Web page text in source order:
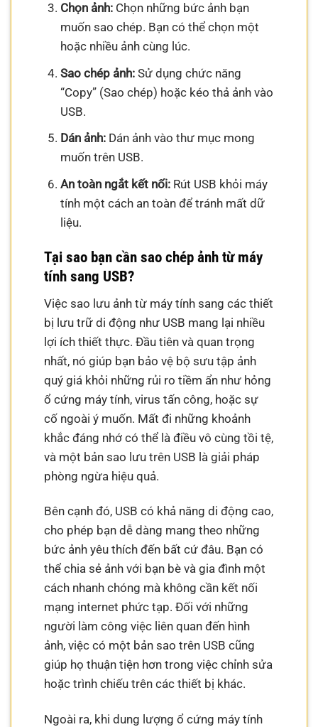
Chọn ảnh:Chọn những bức ảnh bạn
muốn sao chép. Bạn có thể chọn một
hoặc nhiều ảnh cùng lúc.
Sao chép ảnh:Sử dụng chức năng
“Copy” (Sao chép) hoặc kéo thả ảnh vào
USB.
Dán ảnh:Dán ảnh vào thư mục mong
muốn trên USB.
An toàn ngắt kết nối:Rút USB khỏi máy
tính một cách an toàn để tránh mất dữ
liệu.
Tại sao bạn cần sao chép ảnh từ máy
tính sang USB?
Việc sao lưu ảnh từ máy tính sang các thiết
bị lưu trữ di động như USB mang lại nhiều
lợi ích thiết thực. Đầu tiên và quan trọng
nhất, nó giúp bạn bảo vệ bộ sưu tập ảnh
quý giá khỏi những rủi ro tiềm ẩn như hỏng
ổ cứng máy tính, virus tấn công, hoặc sự
cố ngoài ý muốn. Mất đi những khoảnh
khắc đáng nhớ có thể là điều vô cùng tồi tệ,
và một bản sao lưu trên USB là giải pháp
phòng ngừa hiệu quả.
Bên cạnh đó, USB có khả năng di động cao,
cho phép bạn dễ dàng mang theo những
bức ảnh yêu thích đến bất cứ đâu. Bạn có
thể chia sẻ ảnh với bạn bè và gia đình một
cách nhanh chóng mà không cần kết nối
mạng internet phức tạp. Đối với những
người làm công việc liên quan đến hình
ảnh, việc có một bản sao trên USB cũng
giúp họ thuận tiện hơn trong việc chỉnh sửa
hoặc trình chiếu trên các thiết bị khác.
Ngoài ra, khi dung lượng ổ cứng máy tính